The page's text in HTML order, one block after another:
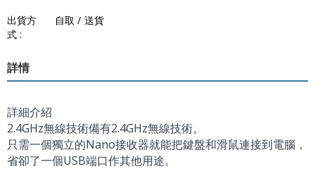
出貨方
式 :
自取 / 送貨
詳情
詳細介紹
2.4GHz無線技術備有2.4GHz無線技術。
只需一個獨立的Nano接收器就能把鍵盤和滑鼠連接到電腦，
省卻了一個USB端口作其他用途。